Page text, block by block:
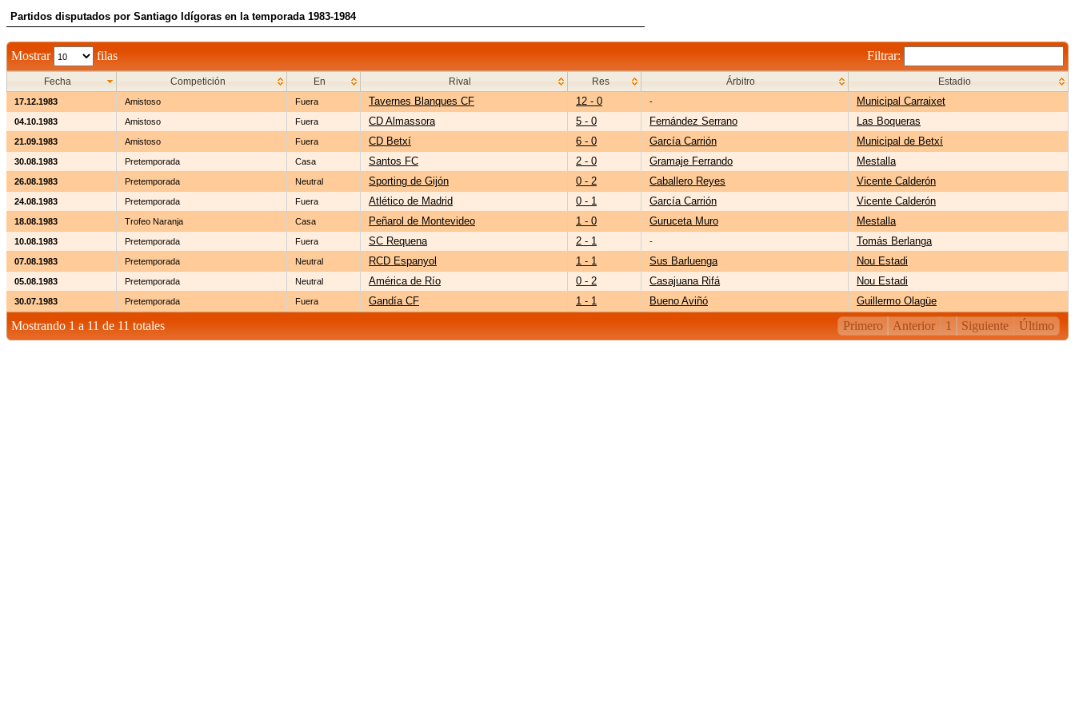
Partidos disputados por Santiago Idígoras en la temporada 1983-1984
Mostrar filas Filtrar:
Fecha Competición En Rival Res Árbitro Estadio
17.12.1983 Amistoso Fuera Tavernes Blanques CF 12 - 0 - Municipal Carraixet
04.10.1983 Amistoso Fuera CD Almassora 5 - 0 Fernández Serrano Las Boqueras
21.09.1983 Amistoso Fuera CD Betxí 6 - 0 García Carrión Municipal de Betxí
30.08.1983 Pretemporada Casa Santos FC 2 - 0 Gramaje Ferrando Mestalla
26.08.1983 Pretemporada Neutral Sporting de Gijón 0 - 2 Caballero Reyes Vicente Calderón
24.08.1983 Pretemporada Fuera Atlético de Madrid 0 - 1 García Carrión Vicente Calderón
18.08.1983 Trofeo Naranja Casa Peñarol de Montevideo 1 - 0 Guruceta Muro Mestalla
10.08.1983 Pretemporada Fuera SC Requena 2 - 1 - Tomás Berlanga
07.08.1983 Pretemporada Neutral RCD Espanyol 1 - 1 Sus Barluenga Nou Estadi
05.08.1983 Pretemporada Neutral América de Río 0 - 2 Casajuana Rifá Nou Estadi
30.07.1983 Pretemporada Fuera Gandía CF 1 - 1 Bueno Aviñó Guillermo Olagüe
Mostrando 1 a 11 de 11 totales Primero Anterior 1 Siguiente Último